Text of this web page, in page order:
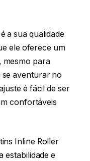
a sua qualidade
ele oferece um
mesmo para
se aventurar no
é fácil de ser
confortáveis
Inline Roller
estabilidade e